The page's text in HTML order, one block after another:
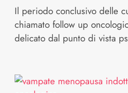
Il periodo conclusivo delle
chiamato follow up
delicato dal punto di vista